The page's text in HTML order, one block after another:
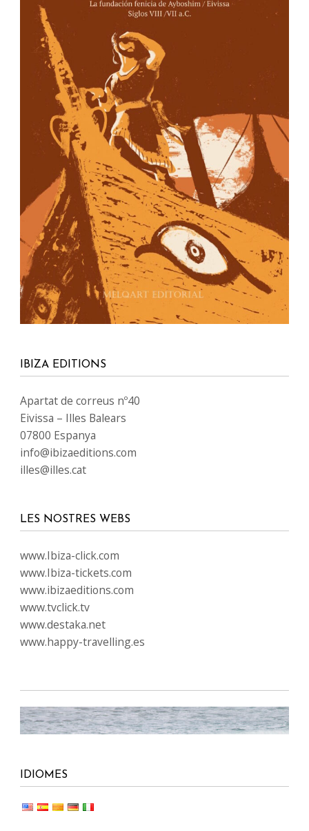
IBIZA EDITIONS
Apartat de correus nº40
Eivissa – Illes Balears
07800 Espanya
info@ibizaeditions.com
illes@illes.cat
LES NOSTRES WEBS
www.Ibiza-click.com
www.Ibiza-tickets.com
www.ibizaeditions.com
www.tvclick.tv
www.destaka.net
www.happy-travelling.es
IDIOMES